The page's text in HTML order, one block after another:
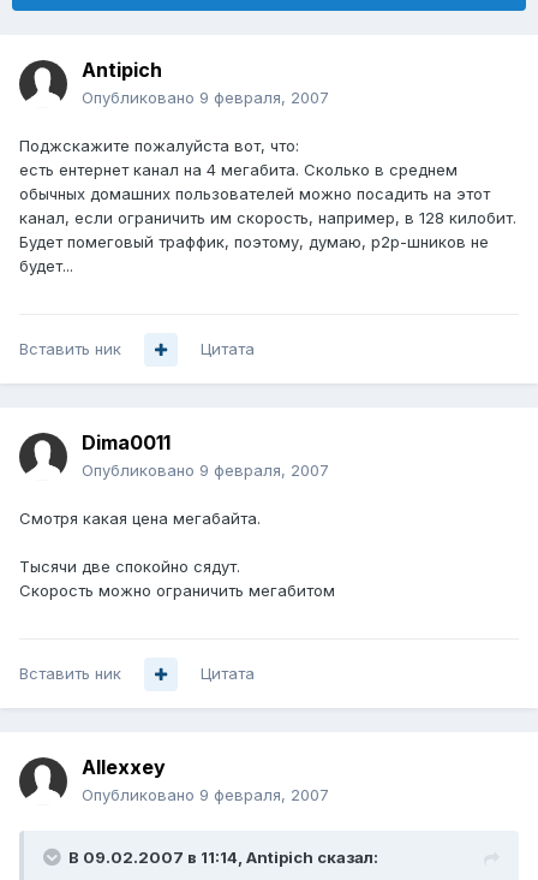
Antipich
Опубликовано 9 февраля, 2007
Поджскажите пожалуйста вот, что:
есть ентернет канал на 4 мегабита. Сколько в среднем
обычных домашних пользователей можно посадить на этот
канал, если ограничить им скорость, например, в 128 килобит.
Будет помеговый траффик, поэтому, думаю, p2p-шников не
будет...
Вставить ник Цитата
Dima0011
Опубликовано 9 февраля, 2007
Смотря какая цена мегабайта.
Тысячи две спокойно сядут.
Скорость можно ограничить мегабитом
Вставить ник Цитата
Allexxey
Опубликовано 9 февраля, 2007
В 09.02.2007 в 11:14, Antipich сказал: